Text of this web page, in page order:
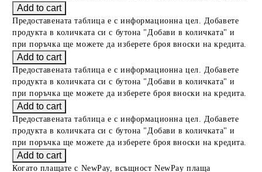
Предоставената таблица е с информационна цел. Добавете
продукта в количката си с бутона "Добави в количката" и
при поръчка ще можете да изберете броя вноски на кредита.
Предоставената таблица е с информационна цел. Добавете
продукта в количката си с бутона "Добави в количката" и
при поръчка ще можете да изберете броя вноски на кредита.
Предоставената таблица е с информационна цел. Добавете
продукта в количката си с бутона "Добави в количката" и
при поръчка ще можете да изберете броя вноски на кредита.
Когато плащате с NewPay, всъщност NewPay плаща